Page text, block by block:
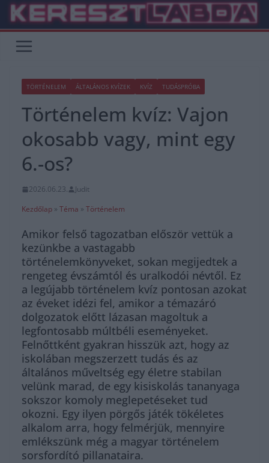
Skip
content
TÖRTÉNELEM ÁLTALÁNOS KVÍZEK KVÍZ TUDÁSPRÓBA
Történelem kvíz: Vajon
okosabb vagy, mint egy
6.-os?
2026.06.23.
Judit
Kezdőlap » Téma » Történelem
Amikor felső tagozatban először vettük a
kezünkbe a vastagabb
történelemkönyveket, sokan megijedtek a
rengeteg évszámtól és uralkodói névtől. Ez
a legújabb történelem kvíz pontosan azokat
az éveket idézi fel, amikor a témazáró
dolgozatok előtt lázasan magoltuk a
legfontosabb múltbéli eseményeket.
Felnőttként gyakran hisszük azt, hogy az
iskolában megszerzett tudás és az
általános műveltség egy életre stabilan
velünk marad, de egy kisiskolás tananyaga
sokszor komoly meglepetéseket tud
okozni. Egy ilyen pörgős játék tökéletes
alkalom arra, hogy felmérjük, mennyire
emlékszünk még a magyar történelem
sorsfordító pillanataira.